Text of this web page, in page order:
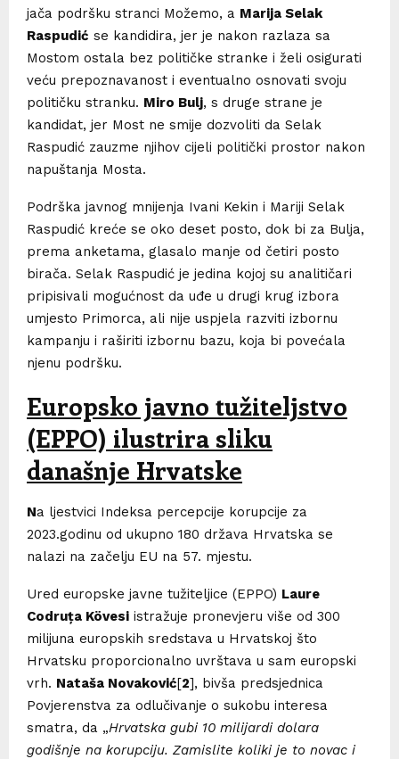
jača podršku stranci Možemo, a Marija Selak
Raspudić se kandidira, jer je nakon razlaza sa
Mostom ostala bez političke stranke i želi osigurati
veću prepoznavanost i eventualno osnovati svoju
političku stranku. Miro Bulj, s druge strane je
kandidat, jer Most ne smije dozvoliti da Selak
Raspudić zauzme njihov cijeli politički prostor nakon
napuštanja Mosta.
Podrška javnog mnijenja Ivani Kekin i Mariji Selak
Raspudić kreće se oko deset posto, dok bi za Bulja,
prema anketama, glasalo manje od četiri posto
birača. Selak Raspudić je jedina kojoj su analitičari
pripisivali mogućnost da uđe u drugi krug izbora
umjesto Primorca, ali nije uspjela razviti izbornu
kampanju i raširiti izbornu bazu, koja bi povećala
njenu podršku.
Europsko javno tužiteljstvo
(EPPO) ilustrira sliku
današnje Hrvatske
Na ljestvici Indeksa percepcije korupcije za
2023.godinu od ukupno 180 država Hrvatska se
nalazi na začelju EU na 57. mjestu.
Ured europske javne tužiteljice (EPPO) Laure
Codruța Kövesi istražuje pronevjeru više od 300
milijuna europskih sredstava u Hrvatskoj što
Hrvatsku proporcionalno uvrštava u sam europski
vrh. Nataša Novaković[2], bivša predsjednica
Povjerenstva za odlučivanje o sukobu interesa
smatra, da „Hrvatska gubi 10 milijardi dolara
godišnje na korupciju. Zamislite koliki je to novac i